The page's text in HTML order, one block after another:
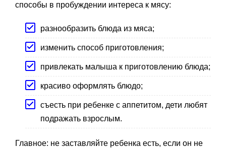
способы в пробуждении интереса к мясу:
разнообразить блюда из мяса;
изменить способ приготовления;
привлекать малыша к приготовлению блюда;
красиво оформлять блюдо;
съесть при ребенке с аппетитом, дети любят
подражать взрослым.
Главное: не заставляйте ребенка есть, если он не